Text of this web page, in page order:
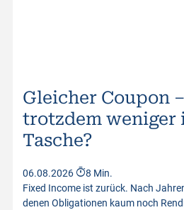
Gleicher Coupon
trotzdem weniger
Tasche?
06.08.2026
8 Min.
Fixed Income ist zurück. Nach
denen Obligationen kaum noch